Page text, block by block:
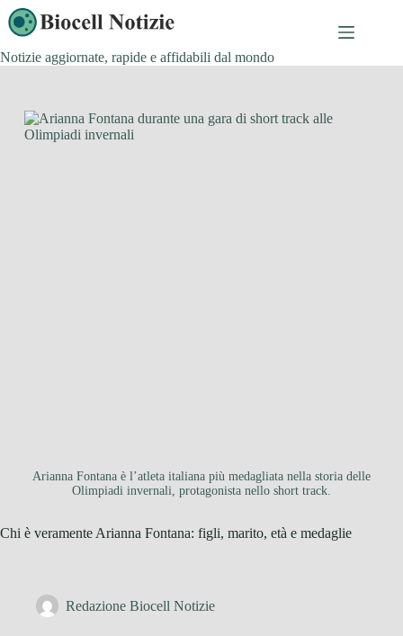
Salta
al
contenuto
Notizie aggiornate, rapide e affidabili dal mondo
Arianna Fontana è l’atleta italiana più medagliata nella storia delle
Olimpiadi invernali, protagonista nello short track.
Chi è veramente Arianna Fontana: figli, marito, età e medaglie
Redazione Biocell Notizie